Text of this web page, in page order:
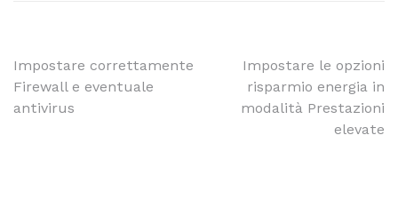
Impostare correttamente
Firewall e eventuale
antivirus
Impostare le opzioni
risparmio energia in
modalità Prestazioni
elevate